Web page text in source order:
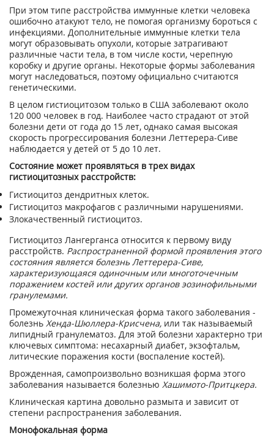
При этом типе расстройства иммунные клетки человека
ошибочно атакуют тело, не помогая организму бороться с
инфекциями. Дополнительные иммунные клетки тела
могут образовывать опухоли, которые затрагивают
различные части тела, в том числе кости, черепную
коробку и другие органы. Некоторые формы заболевания
могут наследоваться, поэтому официально считаются
генетическими.
В целом гистиоцитозом только в США заболевают около
120 000 человек в год. Наиболее часто страдают от этой
болезни дети от года до 15 лет, однако самая высокая
скорость прогрессирования болезни Леттерера-Сиве
наблюдается у детей от 5 до 10 лет.
Состояние может проявляться в трех видах
гистиоцитозных расстройств:
Гистиоцитоз дендритных клеток.
Гистиоцитоз макрофагов с различными нарушениями.
Злокачественный гистиоцитоз.
Гистиоцитоз Лангерганса относится к первому виду
расстройств. Распространенной формой проявления этого
состояния является болезнь Леттерера-Сиве,
характеризующаяся одиночным или многоточечным
поражением костей или других органов эозинофильными
гранулемами.
Промежуточная клиническая форма такого заболевания -
болезнь Хенда-Шюллера-Крисчена, или так называемый
липидный гранулематоз. Для этой болезни характерно три
ключевых симптома: несахарный диабет, экзофтальм,
литические поражения кости (воспаление костей).
Врожденная, самопроизвольно возникшая форма этого
заболевания называется болезнью Хашимото-Притцкера.
Клиническая картина довольно размыта и зависит от
степени распространения заболевания.
Монофокальная форма